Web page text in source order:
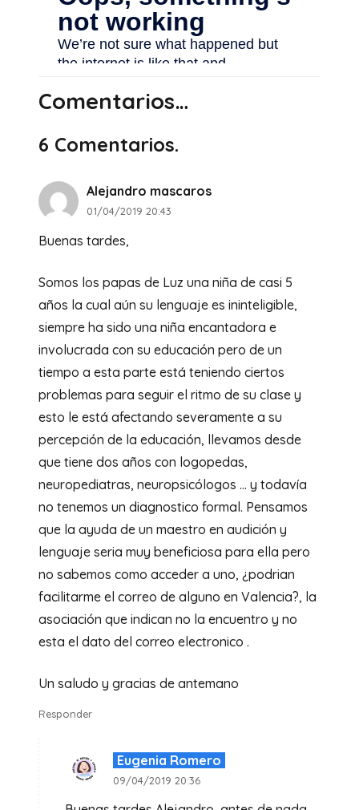
Comentarios…
6 Comentarios.
Alejandro mascaros
01/04/2019 20:43
Buenas tardes,
Somos los papas de Luz una niña de casi 5
años la cual aún su lenguaje es ininteligible,
siempre ha sido una niña encantadora e
involucrada con su educación pero de un
tiempo a esta parte está teniendo ciertos
problemas para seguir el ritmo de su clase y
esto le está afectando severamente a su
percepción de la educación, llevamos desde
que tiene dos años con logopedas,
neuropediatras, neuropsicólogos … y todavía
no tenemos un diagnostico formal. Pensamos
que la ayuda de un maestro en audición y
lenguaje seria muy beneficiosa para ella pero
no sabemos como acceder a uno, ¿podrian
facilitarme el correo de alguno en Valencia?, la
asociación que indican no la encuentro y no
esta el dato del correo electronico .
Un saludo y gracias de antemano
Responder
Eugenia Romero
09/04/2019 20:36